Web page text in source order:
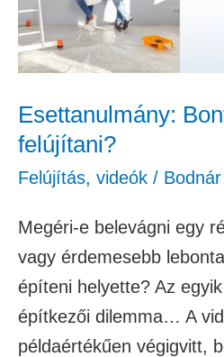
Esettanulmány:
felújítani?
Felújítás, videók /
Megéri-e belevágni egy
vagy érdemesebb
építeni helyette? Az
építkezői dilemma… A
példaértékűen végigvitt,